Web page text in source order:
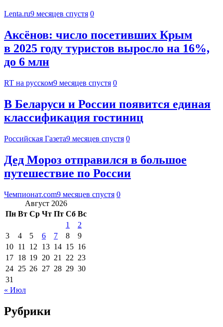
Lenta.ru9 месяцев спустя 0
Аксёнов: число посетивших Крым
в 2025 году туристов выросло на 16%,
до 6 млн
RT на русском9 месяцев спустя 0
В Беларуси и России появится единая
классификация гостиниц
Российская Газета9 месяцев спустя 0
Дед Мороз отправился в большое
путешествие по России
Чемпионат.com9 месяцев спустя 0
Август 2026
Пн Вт Ср Чт Пт Сб Вс
1
2
3
4 5 6 7 8
9
10 11 12 13 14 15 16
17 18 19 20 21 22 23
24 25 26 27 28 29 30
31
« Июл
Рубрики